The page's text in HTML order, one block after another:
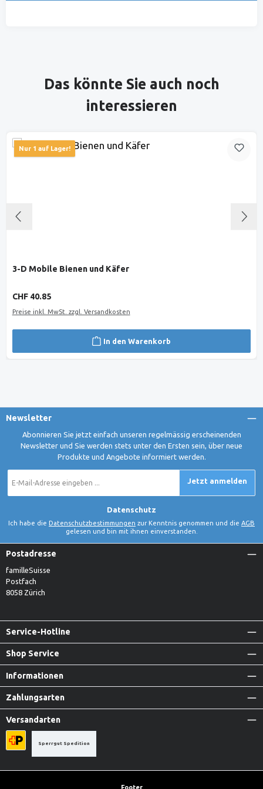
Produktgalerie überspringen
Das könnte Sie auch noch
interessieren
Nur 1 auf Lager!
3-D Mobile Bienen und Käfer
Regulärer Preis:
CHF 40.85
Preise inkl. MwSt. zzgl. Versandkosten
In den Warenkorb
Newsletter
Abonnieren Sie jetzt einfach unseren regelmässig erscheinenden
Newsletter und Sie werden stets unter den Ersten sein, über neue
Produkte und Angebote informiert werden.
Mail-
Jetzt anmelden
Datenschutz
Ich habe die Datenschutzbestimmungen zur Kenntnis genommen und die AGB
gelesen und bin mit ihnen einverstanden.
Postadresse
familleSuisse
Postfach
8058 Zürich
Service-Hotline
Shop Service
Informationen
Zahlungsarten
Versandarten
Priority A-Post
Sperrgut Spedition
Footer